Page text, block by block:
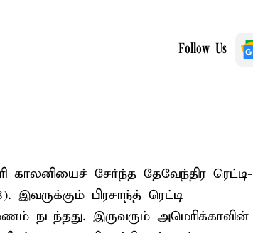
Follow Us
காலனியைச் சேர்ந்த தேவேந்திர ரெட்டி-
இவருக்கும் பிரசாந்த் ரெட்டி
நடந்தது. இருவரும் அமெரிக்காவின்